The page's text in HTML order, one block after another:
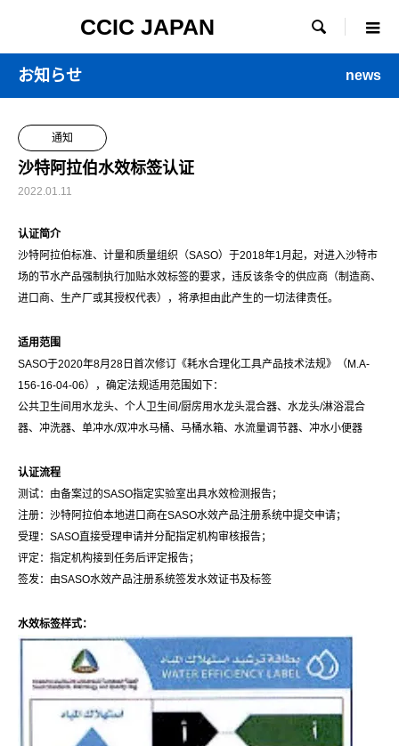
CCIC JAPAN 
お知らせ news
通知
沙特阿拉伯水效标签认证
2022.01.11
认证简介
沙特阿拉伯标准、计量和质量组织（SASO）于2018年1月起，对进入沙特市
场的节水产品强制执行加贴水效标签的要求，违反该条令的供应商（制造商、
进口商、生产厂或其授权代表），将承担由此产生的一切法律责任。
适用范围
SASO于2020年8月28日首次修订《耗水合理化工具产品技术法规》（M.A-
156-16-04-06），确定法规适用范围如下：
公共卫生间用水龙头、个人卫生间/厨房用水龙头混合器、水龙头/淋浴混合
器、冲洗器、单冲水/双冲水马桶、马桶水箱、水流量调节器、冲水小便器
认证流程
测试：由备案过的SASO指定实验室出具水效检测报告；
注册：沙特阿拉伯本地进口商在SASO水效产品注册系统中提交申请；
受理：SASO直接受理申请并分配指定机构审核报告；
评定：指定机构接到任务后评定报告；
签发：由SASO水效产品注册系统签发水效证书及标签
水效标签样式：